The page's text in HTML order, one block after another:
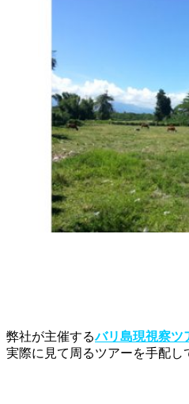
弊社が主催するバリ島現視察ツ
実際に見て周るツアーを手配し